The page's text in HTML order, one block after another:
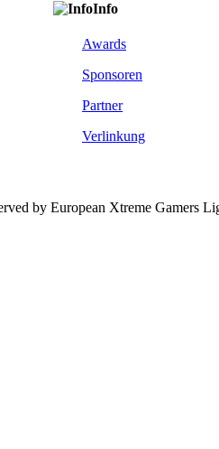
Info
Awards
Sponsoren
Partner
Verlinkung
by European Xtreme Gamers